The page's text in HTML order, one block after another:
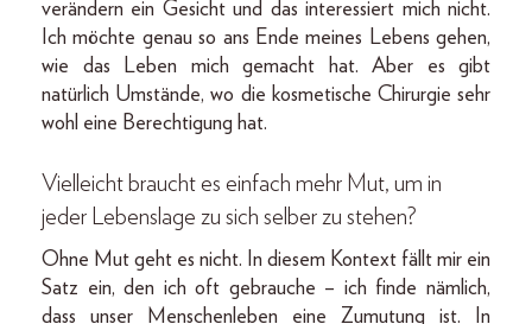
verändern ein Gesicht und das interessiert mich nicht.
Ich möchte genau so ans Ende meines Lebens gehen,
wie das Leben mich gemacht hat. Aber es gibt
natürlich Umstände, wo die kosmetische Chirurgie sehr
wohl eine Berechtigung hat.
Vielleicht braucht es einfach mehr Mut, um in
jeder Lebenslage zu sich selber zu stehen?
Ohne Mut geht es nicht. In diesem Kontext fällt mir ein
Satz ein, den ich oft gebrauche – ich finde nämlich,
dass unser Menschenleben eine Zumutung ist. In